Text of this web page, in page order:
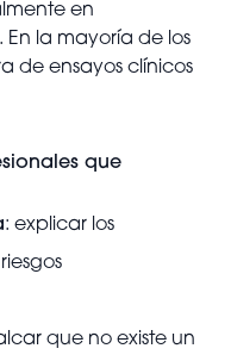
en
En la mayoría de los
de ensayos clínicos
que
: explicar los
que no existe un